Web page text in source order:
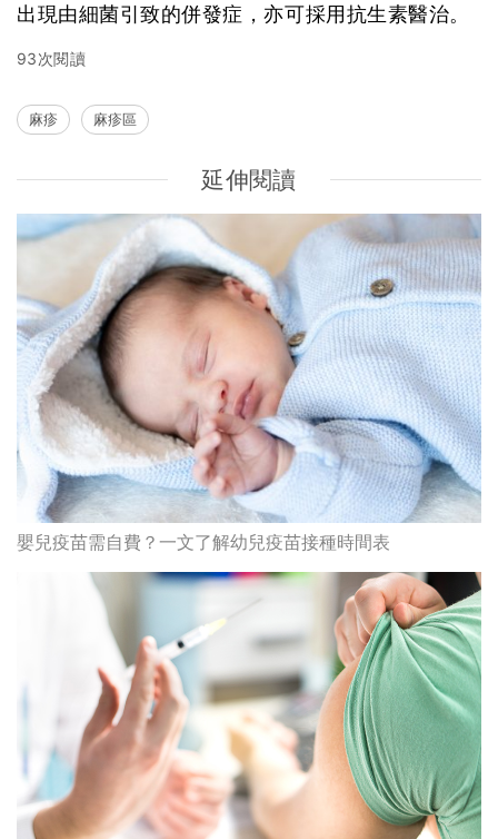
出現由細菌引致的併發症，亦可採用抗生素醫治。
93次閱讀
麻疹 麻疹區
延伸閱讀
嬰兒疫苗需自費？一文了解幼兒疫苗接種時間表